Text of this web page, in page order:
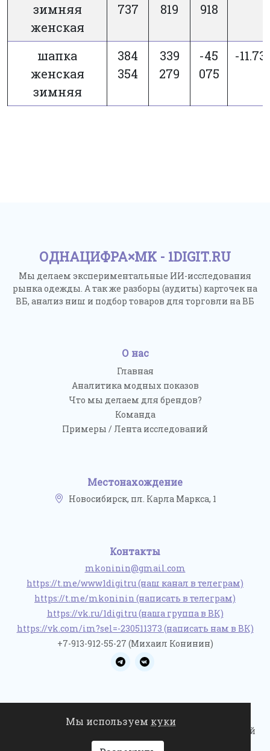
зимняя
женская
737
819
918
шапка
женская
зимняя
384
354
339
279
-45
075
-11.73
ОДНАЦИФРА×MK - 1DIGIT.RU
Мы делаем экспериментальные ИИ-исследования
рынка одежды. А так же разборы (аудиты) карточек на
ВБ, анализ ниш и подбор товаров для торговли на ВБ
О нас
Главная
Аналитика модных показов
Что мы делаем для брендов?
Команда
Примеры / Лента исследований
Местонахождение
Новосибирск, пл. Карла Маркса, 1
Контакты
mkoninin@gmail.com
https://t.me/www1digitru (наш канал в телеграм)
https://t.me/mkoninin (написать в телеграм)
https://vk.ru/1digitru (наша группа в ВК)
https://vk.com/im?sel=-230511373 (написать нам в ВК)
+7-913-912-55-27 (Михаил Конинин)
© 2022-2026 1digit.ru / Не является публичной офертой
Мы используем куки